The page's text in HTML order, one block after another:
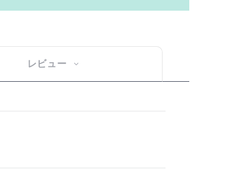
レビュー